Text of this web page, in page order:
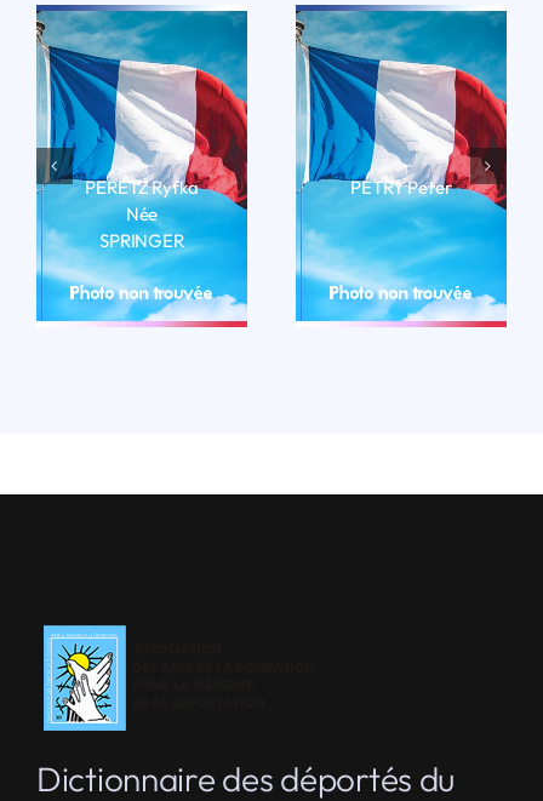
PERETZ Ryfka
Née
SPRINGER
LIRE LA BIO
PÉTRY Peter
LIRE LA BIO
Dictionnaire des déportés du